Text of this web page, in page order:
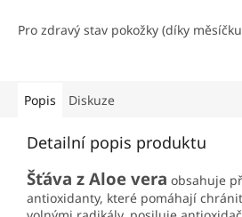
Pro zdravý stav pokožky (díky
Popis Diskuze
Detailní popis produktu
Šťáva z Aloe vera obsahuje
antioxidanty, které pomáhají